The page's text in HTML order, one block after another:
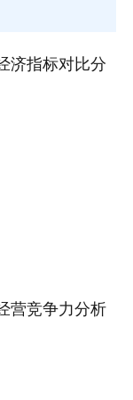
济指标对比分
营竞争力分析